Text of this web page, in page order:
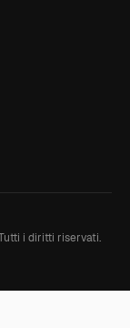
i diritti riservati.